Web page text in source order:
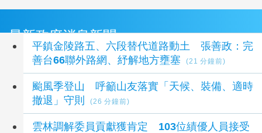
最新政府消息新聞
平鎮金陵路五、六段替代道路動土 張善政：完
善台66聯外路網、紓解地方壅塞
(21 分鐘前)
颱風季登山 呼籲山友落實「天候、裝備、適時
撤退」守則
(26 分鐘前)
雲林調解委員貢獻獲肯定 103位績優人員接受